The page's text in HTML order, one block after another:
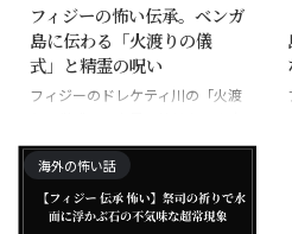
フィジーの怖い伝承。ベンガ
島に伝わる「火渡りの儀
式」と精霊の呪い
フィジーのドレケティ川の「火渡
く超自然の力
海外の怖い話